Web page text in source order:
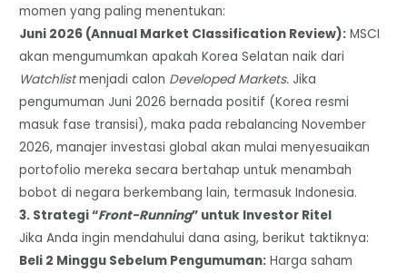
momen yang paling menentukan:
​Juni 2026 (Annual Market Classification Review): MSCI
akan mengumumkan apakah Korea Selatan naik dari
Watchlistmenjadi calon Developed Markets. Jika
pengumuman Juni 2026 bernada positif (Korea resmi
masuk fase transisi), maka pada rebalancing November
2026, manajer investasi global akan mulai menyesuaikan
portofolio mereka secara bertahap untuk menambah
bobot di negara berkembang lain, termasuk Indonesia.
​3. Strategi “Front-Running” untuk Investor Ritel
​Jika Anda ingin mendahului dana asing, berikut taktiknya:
​Beli 2 Minggu Sebelum Pengumuman: Harga saham